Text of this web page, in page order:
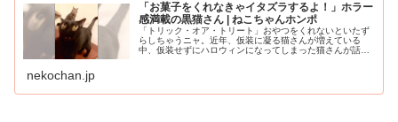
「お菓子をくれなきゃイタズラするよ！」ホラー
感満載の黒猫さん | ねこちゃんホンポ
「トリック・オア・トリート」おやつをくれないといたず
らしちゃうニャ。近年、仮装に凝る猫さんが増えている
中、仮装せずにハロウィンになってしまった猫さんが話題
nekochan.jp